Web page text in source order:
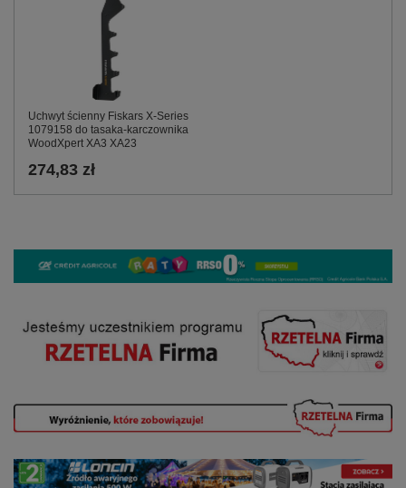
Uchwyt ścienny Fiskars X‑Series
1079158 do tasaka‑karczownika
WoodXpert XA3 XA23
274,83 zł